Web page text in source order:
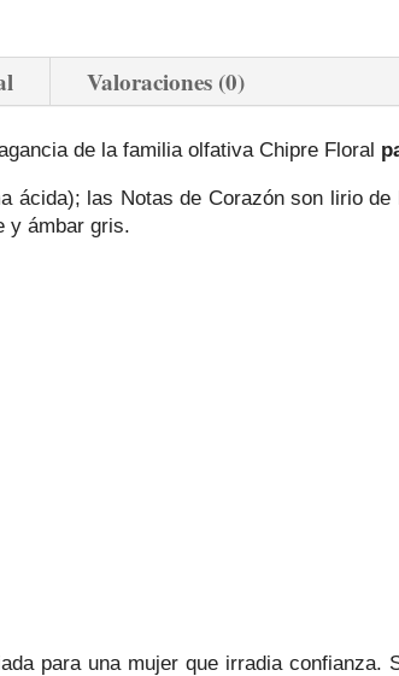
Valoraciones (0)
de la familia olfativa Chipre Floral
ácida); las Notas de Corazón son lirio
y ámbar gris.
para una mujer que irradia confianza.